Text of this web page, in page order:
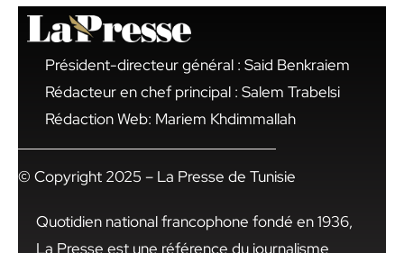
Président-directeur général : Said Benkraiem
Rédacteur en chef principal : Salem Trabelsi
Rédaction Web: Mariem Khdimmallah
© Copyright 2025 – La Presse de Tunisie
Quotidien national francophone fondé en 1936,
La Presse est une référence du journalisme